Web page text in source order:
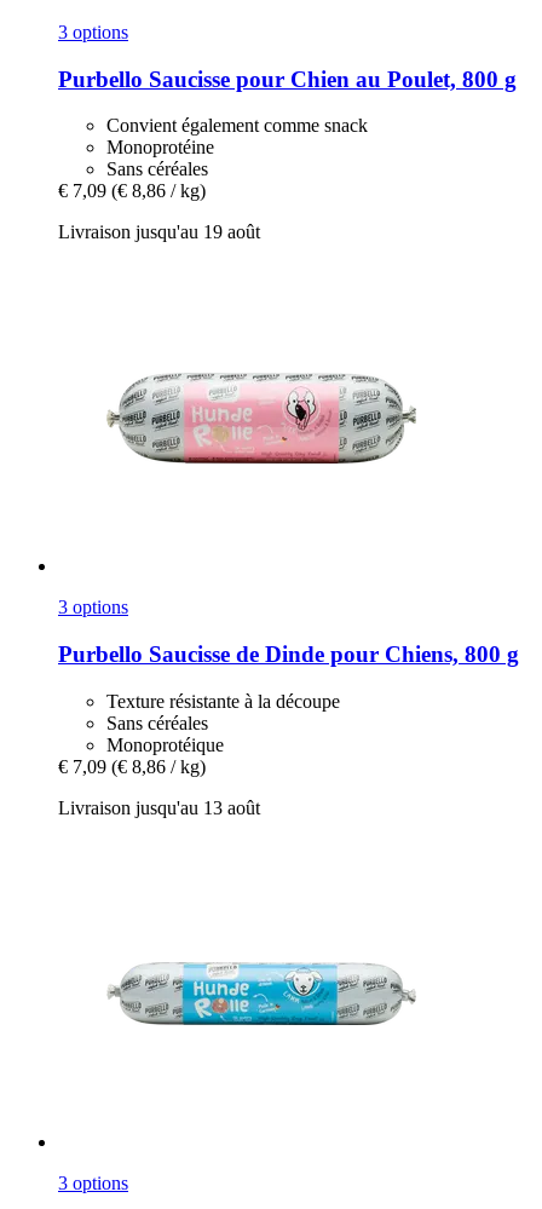
3 options
Purbello Saucisse pour Chien au Poulet, 800 g
Convient également comme snack
Monoprotéine
Sans céréales
€ 7,09 (€ 8,86 / kg)
Livraison jusqu'au 19 août
3 options
Purbello Saucisse de Dinde pour Chiens, 800 g
Texture résistante à la découpe
Sans céréales
Monoprotéique
€ 7,09 (€ 8,86 / kg)
Livraison jusqu'au 13 août
3 options